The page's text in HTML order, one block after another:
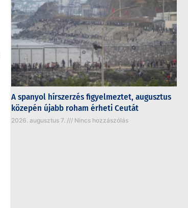
A spanyol hírszerzés figyelmeztet, augusztus
közepén újabb roham érheti Ceutát
2026. augusztus 7. Nincs hozzászólás